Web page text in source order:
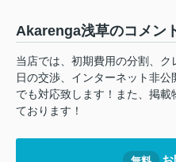
Akarenga浅草のコメン
当店では、初期費用の分割、
日の交渉、インターネット非
でも対応致します！また、掲
ております！